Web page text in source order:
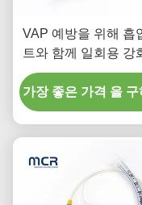
VAP 예방을 위해 흡
트와 함께 일회용 강
내막관
가장 좋은 가격 을 구